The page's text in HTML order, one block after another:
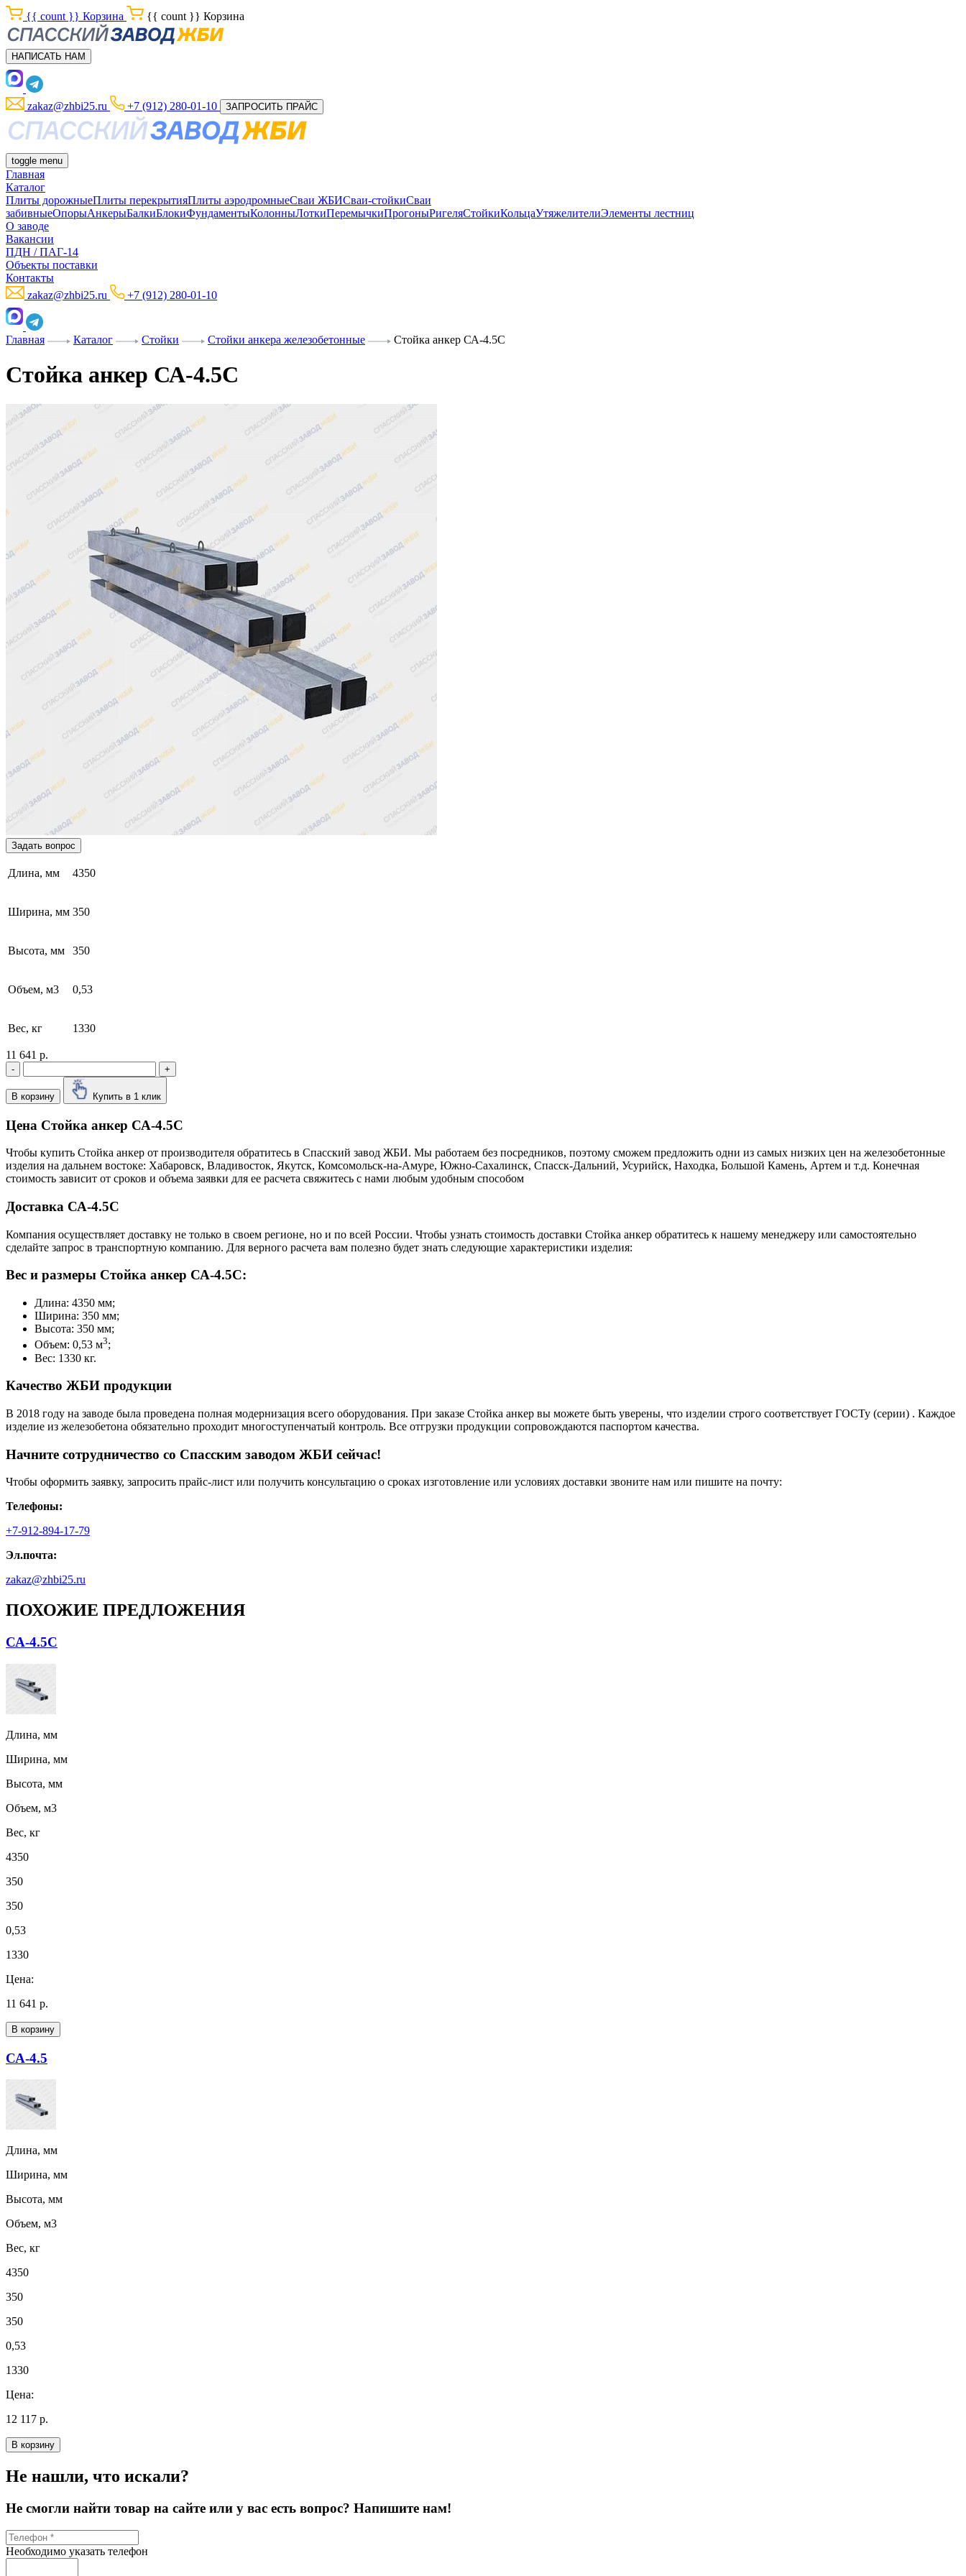
{{ count }} Корзина {{ count }} Корзина
НАПИСАТЬ НАМ
zakaz@zhbi25.ru +7 (912) 280-01-10 ЗАПРОСИТЬ ПРАЙС
toggle menu
Главная
Каталог
Плиты дорожныеПлиты перекрытияПлиты аэродромныеСваи ЖБИСваи-стойкиСваи
забивныеОпорыАнкерыБалкиБлокиФундаментыКолонныЛоткиПеремычкиПрогоныРигеляСтойкиКольцаУтяжелителиЭлементы лестниц
О заводе
Вакансии
ПДН / ПАГ-14
Объекты поставки
Контакты
zakaz@zhbi25.ru
+7 (912) 280-01-10
Главная Каталог Стойки Стойки анкера железобетонные Стойка анкер СА-4.5С
Стойка анкер СА-4.5С
Задать вопрос
Длина, мм 4350
Ширина, мм 350
Высота, мм 350
Объем, м3 0,53
Вес, кг 1330
11 641 р.
- +
В корзину Купить в 1 клик
Цена Стойка анкер СА-4.5С
Чтобы купить Стойка анкер от производителя обратитесь в Cпасский завод ЖБИ. Мы работаем без посредников, поэтому сможем предложить одни из самых низких цен на железобетонные
изделия на дальнем востоке: Хабаровск, Владивосток, Якутск, Комсомольск-на-Амуре, Южно-Сахалинск, Спасск-Дальний, Усурийск, Находка, Большой Камень, Артем и т.д. Конечная
стоимость зависит от сроков и объема заявки для ее расчета свяжитесь с нами любым удобным способом
Доставка СА-4.5С
Компания осуществляет доставку не только в своем регионе, но и по всей России. Чтобы узнать стоимость доставки Стойка анкер обратитесь к нашему менеджеру или самостоятельно
сделайте запрос в транспортную компанию. Для верного расчета вам полезно будет знать следующие характеристики изделия:
Вес и размеры Стойка анкер СА-4.5С:
Длина: 4350 мм;
Ширина: 350 мм;
Высота: 350 мм;
Объем: 0,53 м3;
Вес: 1330 кг.
Качество ЖБИ продукции
В 2018 году на заводе была проведена полная модернизация всего оборудования. При заказе Стойка анкер вы можете быть уверены, что изделии строго соответствует ГОСТу (серии) . Каждое
изделие из железобетона обязательно проходит многоступенчатый контроль. Все отгрузки продукции сопровождаются паспортом качества.
Начните сотрудничество со Cпасским заводом ЖБИ сейчас!
Чтобы оформить заявку, запросить прайс-лист или получить консультацию о сроках изготовление или условиях доставки звоните нам или пишите на почту:
Телефоны:
+7-912-894-17-79
Эл.почта:
zakaz@zhbi25.ru
ПОХОЖИЕ ПРЕДЛОЖЕНИЯ
СА-4.5С
Длина, мм
Ширина, мм
Высота, мм
Объем, м3
Вес, кг
4350
350
350
0,53
1330
Цена:
11 641 р.
В корзину
СА-4.5
Длина, мм
Ширина, мм
Высота, мм
Объем, м3
Вес, кг
4350
350
350
0,53
1330
Цена:
12 117 р.
В корзину
Не нашли, что искали?
Не смогли найти товар на сайте или у вас есть вопрос? Напишите нам!
Необходимо указать телефон